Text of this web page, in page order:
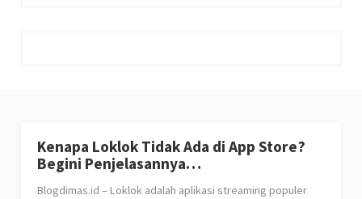
Kenapa Loklok Tidak Ada di App Store?
Begini Penjelasannya…
Blogdimas.id – Loklok adalah aplikasi streaming populer